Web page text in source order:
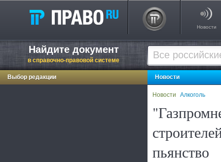
Новости
Найдите документ
в справочно-правовой системе
Выбор редакции Новости
Новости Алкоголь
пьянство